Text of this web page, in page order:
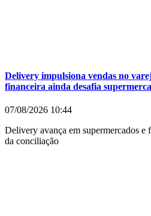
Delivery impulsiona vendas no
financeira ainda desafia
07/08/2026 10:44
Delivery avança em supermercados e
da conciliação